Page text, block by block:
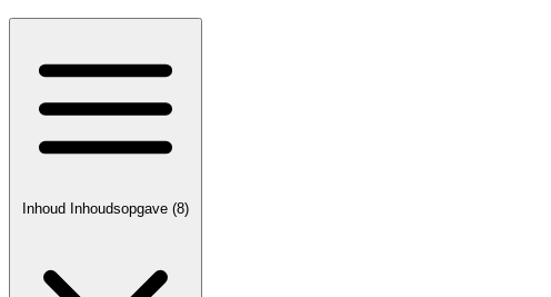
Inhoud Inhoudsopgave (8)